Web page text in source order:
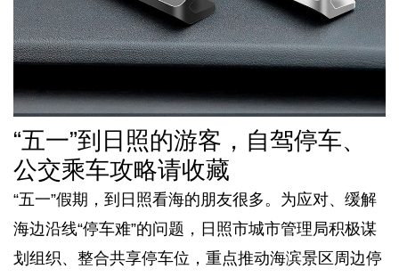
“五一”到日照的游客，自驾停车、
公交乘车攻略请收藏
“五一”假期，到日照看海的朋友很多。为应对、缓解
海边沿线“停车难”的问题，日照市城市管理局积极谋
划组织、整合共享停车位，重点推动海滨景区周边停